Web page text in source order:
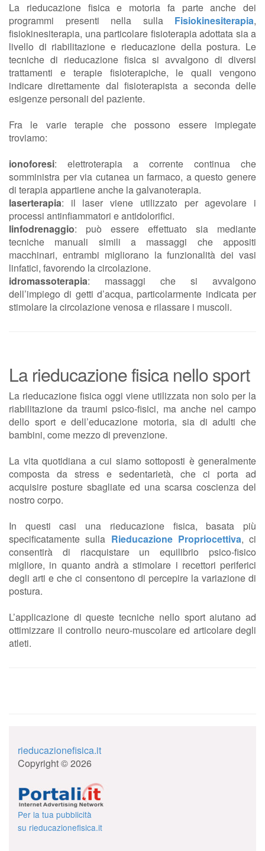
La rieducazione fisica e motoria fa parte anche dei
programmi presenti nella sulla Fisiokinesiterapia,
fisiokinesiterapia, una particolare fisioterapia adottata sia a
livello di riabilitazione e rieducazione della postura. Le
tecniche di rieducazione fisica si avvalgono di diversi
trattamenti e terapie fisioterapiche, le quali vengono
indicare direttamente dal fisioterapista a seconda delle
esigenze personali del paziente.
Fra le varie terapie che possono essere impiegate
troviamo:
ionoforesi: elettroterapia a corrente continua che
somministra per via cutanea un farmaco, a questo genere
di terapia appartiene anche la galvanoterapia.
laserterapia: il laser viene utilizzato per agevolare i
processi antinfiammatori e antidolorifici.
linfodrenaggio: può essere effettuato sia mediante
tecniche manuali simili a massaggi che appositi
macchinari, entrambi migliorano la funzionalità dei vasi
linfatici, favorendo la circolazione.
idromassoterapia: massaggi che si avvalgono
dell’impiego di getti d’acqua, particolarmente indicata per
stimolare la circolazione venosa e rilassare i muscoli.
La rieducazione fisica nello sport
La rieducazione fisica oggi viene utilizzata non solo per la
riabilitazione da traumi psico-fisici, ma anche nel campo
dello sport e dell’educazione motoria, sia di adulti che
bambini, come mezzo di prevenzione.
La vita quotidiana a cui siamo sottoposti è generalmente
composta da stress e sedentarietà, che ci porta ad
acquisire posture sbagliate ed una scarsa coscienza del
nostro corpo.
In questi casi una rieducazione fisica, basata più
specificatamente sulla Rieducazione Propriocettiva, ci
consentirà di riacquistare un equilibrio psico-fisico
migliore, in quanto andrà a stimolare i recettori periferici
degli arti e che ci consentono di percepire la variazione di
postura.
L’applicazione di queste tecniche nello sport aiutano ad
ottimizzare il controllo neuro-muscolare ed articolare degli
atleti.
rieducazionefisica.it
Copyright © 2026
Per la tua pubblicità
su rieducazionefisica.it